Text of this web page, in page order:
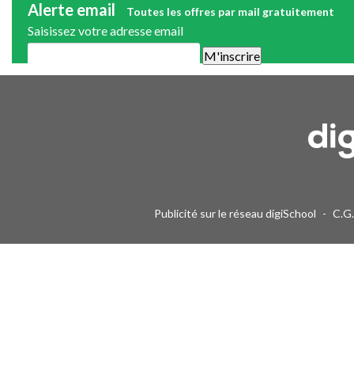
Alerte email Toutes les offres par mail gratuitement
Saisissez votre adresse email
Publicité sur le réseau digiSchool -